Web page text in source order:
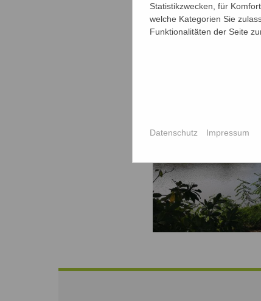
Bufdine
Statistikzwecken, für
welche Kategorien Sie
Funktionalitäten der Seite
Datenschutz Impressum